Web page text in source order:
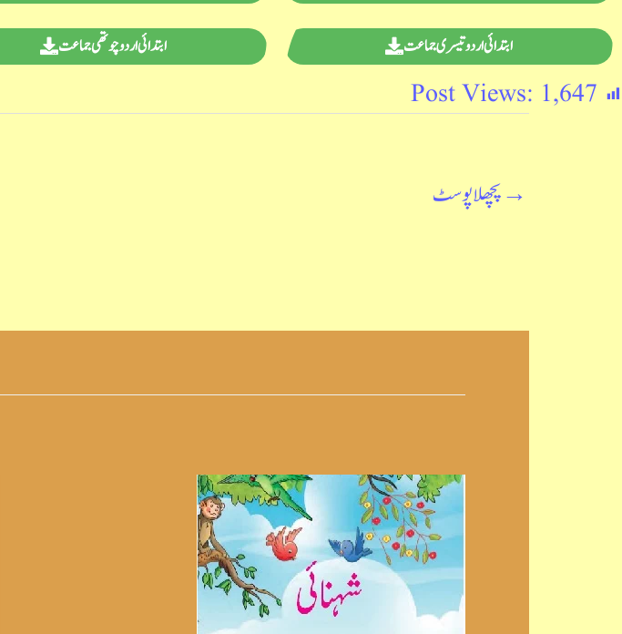
ابتدائی اردو تیسری جماعت ابتدائی اردو چوتھی جماعت
Post Views: 1,647
→پچھلا پوسٹ